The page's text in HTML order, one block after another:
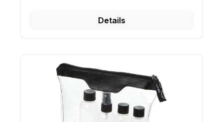
Details